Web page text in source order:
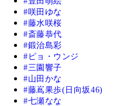
咲田ゆな
藤水咲桜
斎藤恭代
鍛治島彩
ピョ・ウンジ
三園響子
山田かな
藤嶌果歩(日向坂46)
七瀬なな